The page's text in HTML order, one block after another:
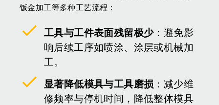
钣金加工等多种工艺流程：
工具与工件表面残留极少：避免影
响后续工序如喷涂、涂层或机械加
工。
显著降低模具与工具磨损 ：减少维
修频率与停机时间，降低整体模具